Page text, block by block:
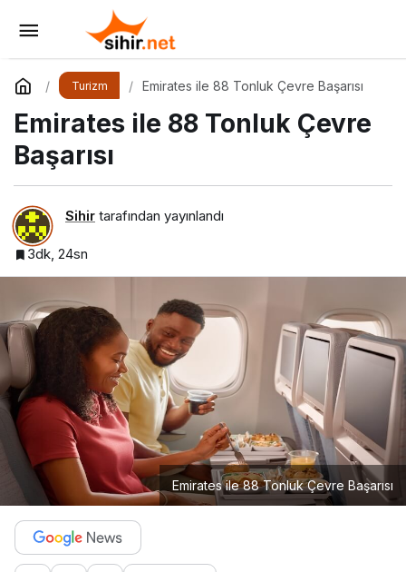
Turizm Emirates ile 88 Tonluk Çevre Başarısı
Emirates ile 88 Tonluk Çevre
Başarısı
Sihir tarafından yayınlandı
3dk, 24sn
Emirates ile 88 Tonluk Çevre Başarısı
Antalya-Ostrava Hattında Yeni Dönem
Yorum Yap